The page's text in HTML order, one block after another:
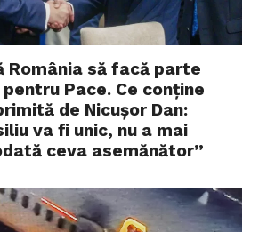
România să facă parte
Pace. Ce conține
de Nicușor Dan:
va fi unic, nu a mai
ceva asemănător”